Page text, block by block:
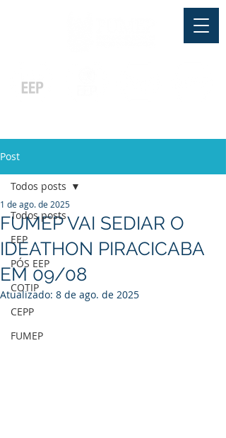
Post
Todos posts
EEP
PÓS EEP
COTIP
CEPP
FUMEP
Todos posts
FUMEP VAI SEDIAR O
IDEATHON PIRACICABA
EM 09/08
1 de ago. de 2025
Atualizado: 8 de ago. de 2025